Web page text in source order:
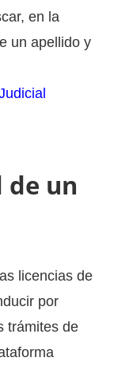
en la
un apellido y
de un
licencias de
por
trámites de